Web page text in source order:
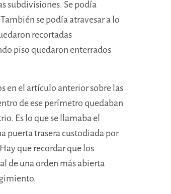
subdivisiones. Se podía
se podía atravesar a lo
recortadas
piso quedaron enterrados
en el artículo anterior sobre las
de ese perímetro quedaban
Es lo que se llamaba el
puerta trasera custodiada por
que recordar que los
de una orden más abierta